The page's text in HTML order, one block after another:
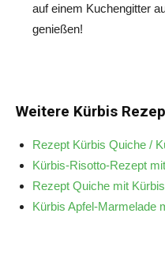
auf einem Kuchengitter
genießen!
Weitere Kürbis
Rezept Kürbis Quiche /
Kürbis-Risotto-Rezept
Rezept Quiche mit
Kürbis Apfel-Marmelade